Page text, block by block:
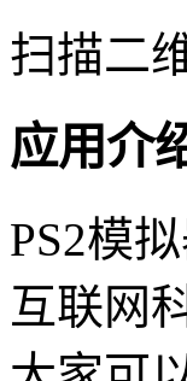
扫描二
应用介
PS2模
互联网